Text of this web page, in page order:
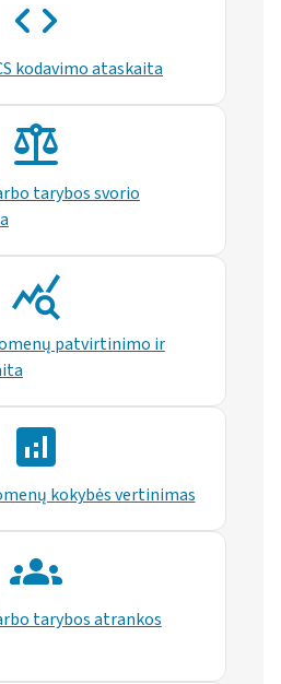
kodavimo ataskaita
tarybos svorio
patvirtinimo ir
kokybės vertinimas
tarybos atrankos